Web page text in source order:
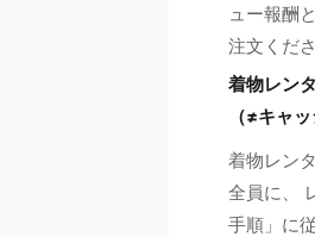
ュー報酬
注文くだ
着物レン
（≠キャ
着物レン
全員に、
手順」に